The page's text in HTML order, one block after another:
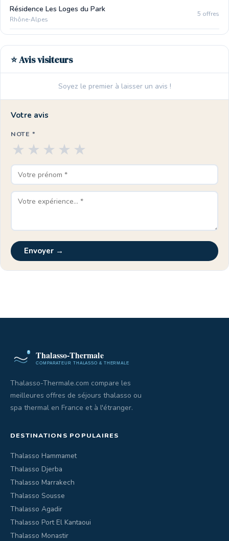
Résidence Les Loges du Park
Rhône-Alpes
5 offres
⭐ Avis visiteurs
Soyez le premier à laisser un avis !
Votre avis
NOTE *
★
★
★
★
★
Envoyer →
Thalasso-Thermale.com compare les
meilleures offres de séjours thalasso ou
spa thermal en France et à l'étranger.
DESTINATIONS POPULAIRES
Thalasso Hammamet
Thalasso Djerba
Thalasso Marrakech
Thalasso Sousse
Thalasso Agadir
Thalasso Port El Kantaoui
Thalasso Monastir